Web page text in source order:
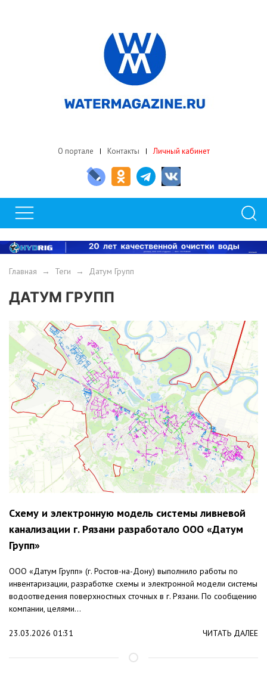
О портале Контакты Личный кабинет
Главная → Теги → Датум Групп
ДАТУМ ГРУПП
Схему и электронную модель системы ливневой
канализации г. Рязани разработало ООО «Датум
Групп»
ООО «Датум Групп» (г. Ростов-на-Дону) выполнило работы по
инвентаризации, разработке схемы и электронной модели системы
водоотведения поверхностных сточных в г. Рязани. По сообщению
компании, целями...
23.03.2026 01:31 ЧИТАТЬ ДАЛЕЕ